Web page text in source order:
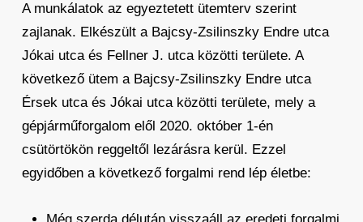
A munkálatok az egyeztetett ütemterv szerint
zajlanak. Elkészült a Bajcsy-Zsilinszky Endre utca
Jókai utca és Fellner J. utca közötti területe. A
következő ütem a Bajcsy-Zsilinszky Endre utca
Érsek utca és Jókai utca közötti területe, mely a
gépjárműforgalom elől 2020. október 1-én
csütörtökön reggeltől lezárásra kerül. Ezzel
egyidőben a következő forgalmi rend lép életbe: